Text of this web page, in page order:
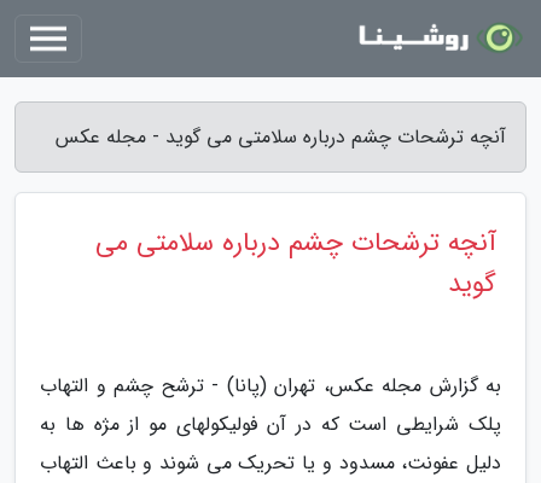
آنچه ترشحات چشم درباره سلامتی می گوید - مجله عکس
آنچه ترشحات چشم درباره سلامتی می
گوید
به گزارش مجله عکس، تهران (پانا) - ترشح چشم و التهاب
پلک شرایطی است که در آن فولیکولهای مو از مژه ها به
دلیل عفونت، مسدود و یا تحریک می شوند و باعث التهاب